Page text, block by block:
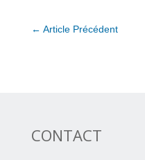
← Article Précédent
CONTACT